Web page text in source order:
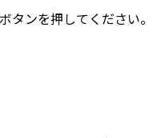
ンを押してください。